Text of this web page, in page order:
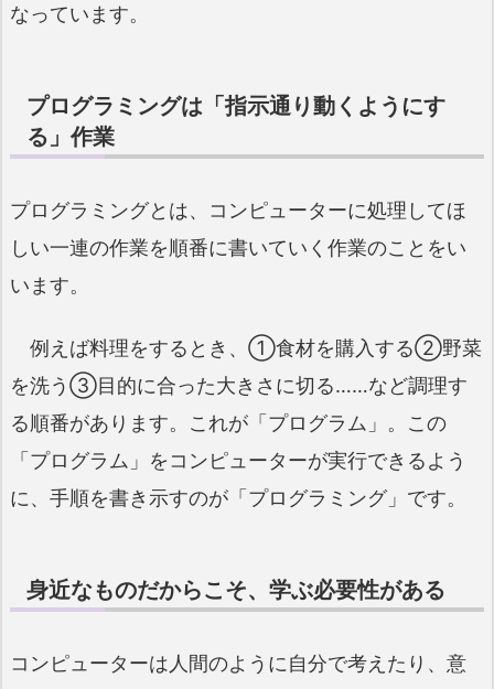
なっています。
プログラミングは「指示通り動くようにす
る」作業
プログラミングとは、コンピューターに処理してほ
しい一連の作業を順番に書いていく作業のことをい
います。
例えば料理をするとき、①食材を購入する②野菜
を洗う③目的に合った大きさに切る……など調理す
る順番があります。これが「プログラム」。この
「プログラム」をコンピューターが実行できるよう
に、手順を書き示すのが「プログラミング」です。
身近なものだからこそ、学ぶ必要性がある
コンピューターは人間のように自分で考えたり、意